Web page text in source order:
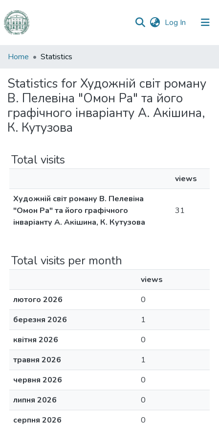
Log In (current)
Communities
Collections
All of DSpace
Home Statistics
Statistics for Художній світ роману
В. Пелевіна "Омон Ра" та його
графічного інваріанту А. Акішина,
К. Кутузова
Total visits
views
Художній світ роману В. Пелевіна
"Омон Ра" та його графічного
інваріанту А. Акішина, К. Кутузова
31
Total visits per month
views
лютого 2026
0
березня 2026
1
квітня 2026
0
травня 2026
1
червня 2026
0
липня 2026
0
серпня 2026
0